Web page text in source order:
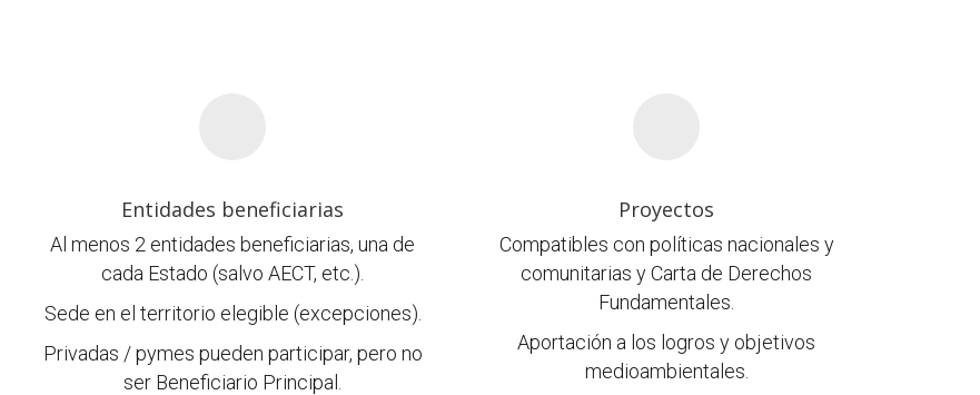
Entidades beneficiarias
Al menos 2 entidades beneficiarias, una de
cada Estado (salvo AECT, etc.).
Sede en el territorio elegible (excepciones).
Privadas / pymes pueden participar, pero no
ser Beneficiario Principal.
Proyectos
Compatibles con políticas nacionales y
comunitarias y Carta de Derechos
Fundamentales.
Aportación a los logros y objetivos
medioambientales.